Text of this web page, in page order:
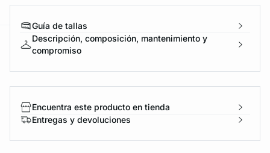
Guía de tallas
Descripción, composición, mantenimiento y
compromiso
Encuentra este producto en tienda
Entregas y devoluciones